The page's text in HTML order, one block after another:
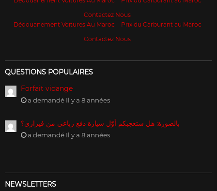
Contactez Nous
Dédouanement Voitures Au Maroc
Prix du Carburant au Maroc
Contactez Nous
QUESTIONS POPULAIRES
Forfait vidange
a demandé Il y a 8 années
بالصورة: هل ستعجبكم أوّل سيارة دفع رباعي من فيراري؟
a demandé Il y a 8 années
NEWSLETTERS